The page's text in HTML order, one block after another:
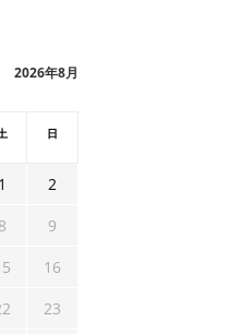
2026年8月
日
1
2
8
9
16
23